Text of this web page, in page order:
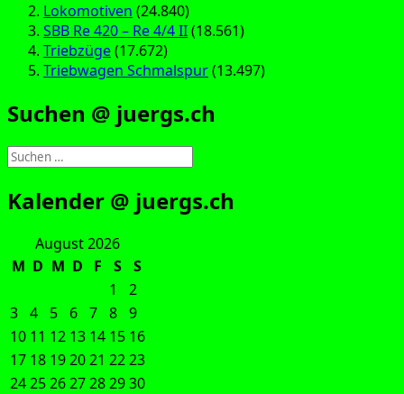
Lokomotiven (24.840)
SBB Re 420 – Re 4/4 II(18.561)
Triebzüge(17.672)
Triebwagen Schmalspur(13.497)
Suchen @ juergs.ch
Suchen
nach:
Kalender @ juergs.ch
August 2026
M D M D F S
S
1
2
3 4 5 6 7 8 9
10 11 12 13 14 15 16
17 18 192021 2223
24252627282930